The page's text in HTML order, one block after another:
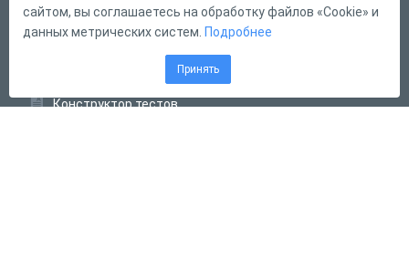
Форма обратной связи
Конструктор тестов
сайтом, вы соглашаетесь на обработку файлов «Cookie» и
данных метрических систем. Подробнее
Принять